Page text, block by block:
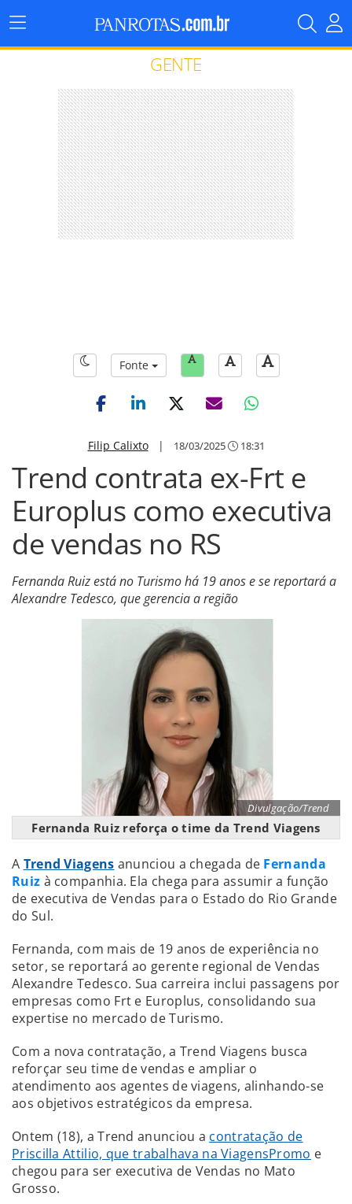
Menu
Principal
GENTE
Fonte
Filip Calixto| 18/03/2025 18:31
Trend contrata ex-Frt e
Europlus como executiva
de vendas no RS
Fernanda Ruiz está no Turismo há 19 anos e se reportará a
Alexandre Tedesco, que gerencia a região
Divulgação/Trend
Fernanda Ruiz reforça o time da Trend Viagens
A Trend Viagens anunciou a chegada de Fernanda
Ruiz à companhia. Ela chega para assumir a função
de executiva de Vendas para o Estado do Rio Grande
do Sul.
Fernanda, com mais de 19 anos de experiência no
setor, se reportará ao gerente regional de Vendas
Alexandre Tedesco. Sua carreira inclui passagens por
empresas como Frt e Europlus, consolidando sua
expertise no mercado de Turismo.
Com a nova contratação, a Trend Viagens busca
reforçar seu time de vendas e ampliar o
atendimento aos agentes de viagens, alinhando-se
aos objetivos estratégicos da empresa.
Ontem (18), a Trend anunciou a contratação de
Priscilla Attilio, que trabalhava na ViagensPromo e
chegou para ser executiva de Vendas no Mato
Grosso.